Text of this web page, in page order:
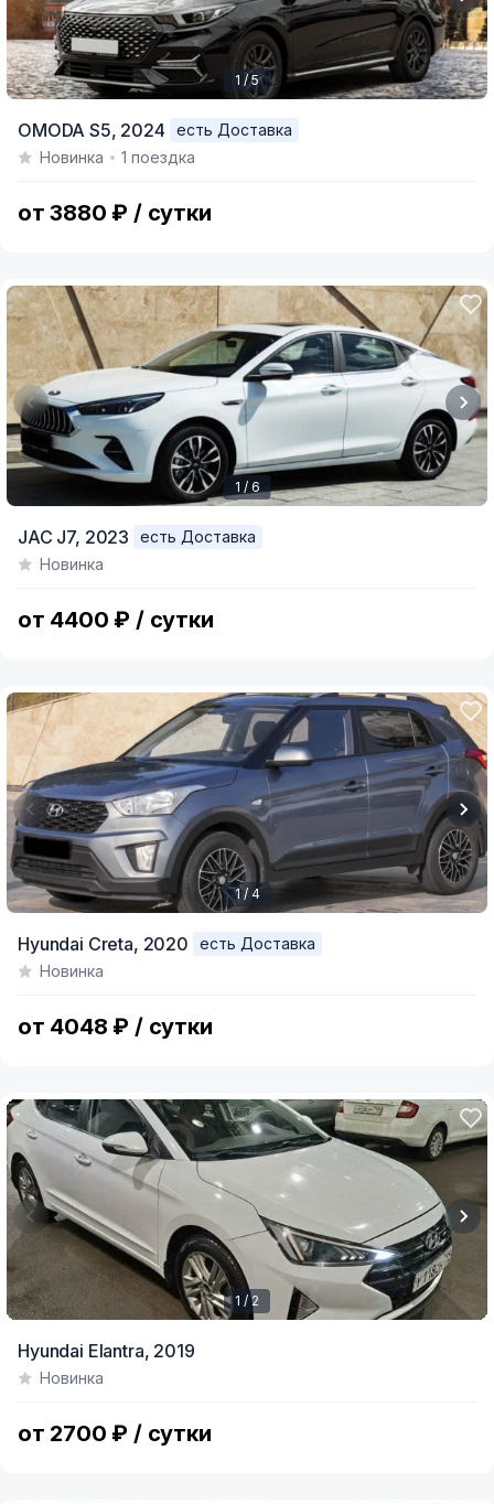
of
1 / 5
OMODA S5, 2024
есть Доставка
Новинка
1 поездка
от 3880 ₽ / сутки
of
1 / 6
JAC J7, 2023
есть Доставка
Новинка
от 4400 ₽ / сутки
of
1 / 4
Hyundai Creta, 2020
есть Доставка
Новинка
от 4048 ₽ / сутки
of
1 / 2
Hyundai Elantra, 2019
Новинка
от 2700 ₽ / сутки